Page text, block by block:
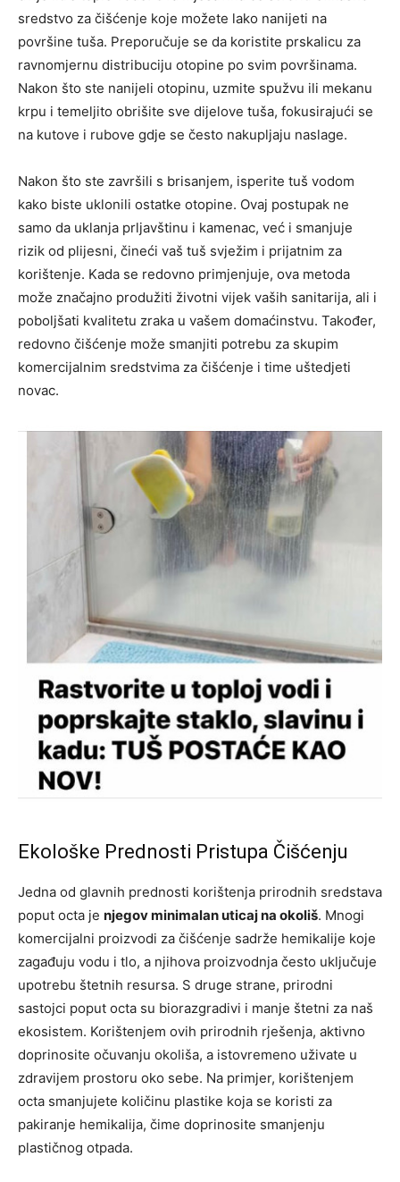
sredstvo za čišćenje koje možete lako nanijeti na
površine tuša. Preporučuje se da koristite prskalicu za
ravnomjernu distribuciju otopine po svim površinama.
Nakon što ste nanijeli otopinu, uzmite spužvu ili mekanu
krpu i temeljito obrišite sve dijelove tuša, fokusirajući se
na kutove i rubove gdje se često nakupljaju naslage.
Nakon što ste završili s brisanjem, isperite tuš vodom
kako biste uklonili ostatke otopine. Ovaj postupak ne
samo da uklanja prljavštinu i kamenac, već i smanjuje
rizik od plijesni, čineći vaš tuš svježim i prijatnim za
korištenje. Kada se redovno primjenjuje, ova metoda
može značajno produžiti životni vijek vaših sanitarija, ali i
poboljšati kvalitetu zraka u vašem domaćinstvu. Također,
redovno čišćenje može smanjiti potrebu za skupim
komercijalnim sredstvima za čišćenje i time uštedjeti
novac.
Ekološke Prednosti Pristupa Čišćenju
Jedna od glavnih prednosti korištenja prirodnih sredstava
poput octa je njegov minimalan uticaj na okoliš. Mnogi
komercijalni proizvodi za čišćenje sadrže hemikalije koje
zagađuju vodu i tlo, a njihova proizvodnja često uključuje
upotrebu štetnih resursa. S druge strane, prirodni
sastojci poput octa su biorazgradivi i manje štetni za naš
ekosistem. Korištenjem ovih prirodnih rješenja, aktivno
doprinosite očuvanju okoliša, a istovremeno uživate u
zdravijem prostoru oko sebe. Na primjer, korištenjem
octa smanjujete količinu plastike koja se koristi za
pakiranje hemikalija, čime doprinosite smanjenju
plastičnog otpada.